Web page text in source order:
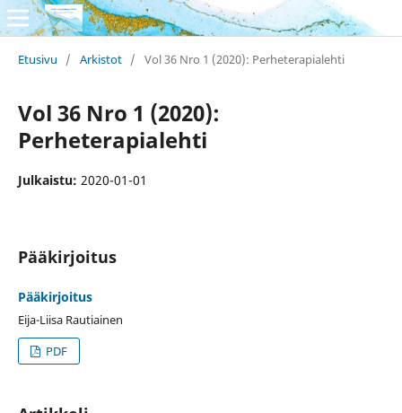
Etusivu / Arkistot / Vol 36 Nro 1 (2020): Perheterapialehti
Vol 36 Nro 1 (2020):
Perheterapialehti
Julkaistu: 2020-01-01
Pääkirjoitus
Pääkirjoitus
Eija-Liisa Rautiainen
PDF